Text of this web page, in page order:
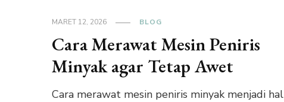
MARET 12, 2026 BLOG
Cara Merawat Mesin Peniris
Minyak agar Tetap Awet
Cara merawat mesin peniris minyak menjadi hal